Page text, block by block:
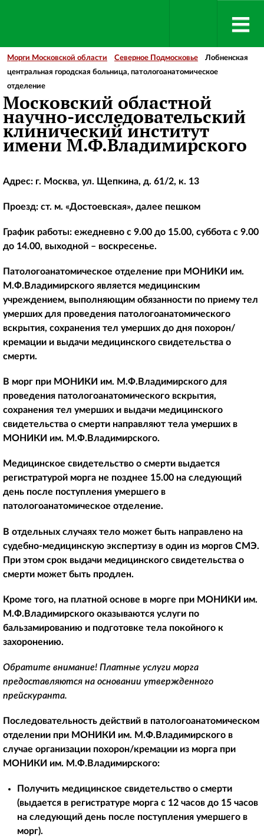
Морги Московской области Северное Подмосковье
Лобненская
центральная городская больница, патологоанатомическое
отделение
Московский областной
научно-исследовательский
клинический институт
имени М.Ф.Владимирского
Адрес: г. Москва, ул. Щепкина, д. 61/2, к. 13
Проезд: ст. м. «Достоевская», далее пешком
График работы: ежедневно с 9.00 до 15.00, суббота с 9.00
до 14.00, выходной – воскресенье.
Патологоанатомическое отделение при МОНИКИ им.
М.Ф.Владимирского является медицинским
учреждением, выполняющим обязанности по приему тел
умерших для проведения патологоанатомического
вскрытия, сохранения тел умерших до дня похорон/
кремации и выдачи медицинского свидетельства о
смерти.
В морг при МОНИКИ им. М.Ф.Владимирского для
проведения патологоанатомического вскрытия,
сохранения тел умерших и выдачи медицинского
свидетельства о смерти направляют тела умерших в
МОНИКИ им. М.Ф.Владимирского.
Медицинское свидетельство о смерти выдается
регистратурой морга не позднее 15.00 на следующий
день после поступления умершего в
патологоанатомическое отделение.
В отдельных случаях тело может быть направлено на
судебно-медицинскую экспертизу в один из моргов СМЭ.
При этом срок выдачи медицинского свидетельства о
смерти может быть продлен.
Кроме того, на платной основе в морге при МОНИКИ им.
М.Ф.Владимирского оказываются услуги по
бальзамированию и подготовке тела покойного к
захоронению.
Обратите внимание! Платные услуги морга
предоставляются на основании утвержденного
прейскуранта.
Последовательность действий в патологоанатомическом
отделении при МОНИКИ им. М.Ф.Владимирского в
случае организации похорон/кремации из морга при
МОНИКИ им. М.Ф.Владимирского:
Получить медицинское свидетельство о смерти
(выдается в регистратуре морга с 12 часов до 15 часов
на следующий день после поступления умершего в
морг).